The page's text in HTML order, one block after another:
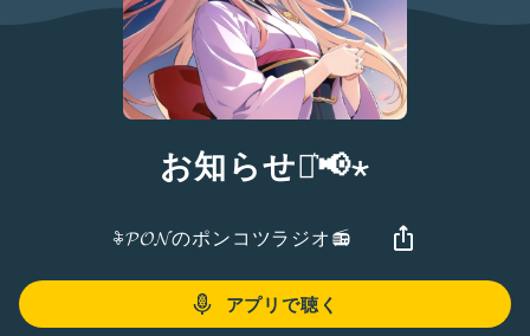
お知らせ⋆͛📢⋆
𖦞𝓟𝓞𝓝のポンコツラジオ📻
アプリで聴く